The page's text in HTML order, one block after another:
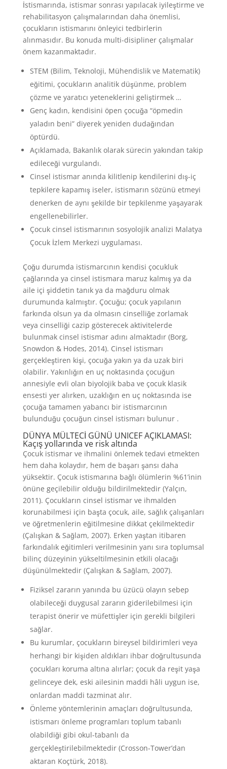
İstismarında, istismar sonrası yapılacak iyileştirme ve
rehabilitasyon çalışmalarından daha önemlisi,
çocukların istismarını önleyici tedbirlerin
alınmasıdır. Bu konuda multi-disipliner çalışmalar
önem kazanmaktadır.
STEM (Bilim, Teknoloji, Mühendislik ve Matematik)
eğitimi, çocukların analitik düşünme, problem
çözme ve yaratıcı yeteneklerini geliştirmek …
Genç kadın, kendisini öpen çocuğa “öpmedin
yaladın beni” diyerek yeniden dudağından
öptürdü.
Açıklamada, Bakanlık olarak sürecin yakından takip
edileceği vurgulandı.
Cinsel istismar anında kilitlenip kendilerini dış-iç
tepkilere kapamış iseler, istismarın sözünü etmeyi
denerken de aynı şekilde bir tepkilenme yaşayarak
engellenebilirler.
Çocuk cinsel istismarının sosyolojik analizi Malatya
Çocuk İzlem Merkezi uygulaması.
Çoğu durumda istismarcının kendisi çocukluk
çağlarında ya cinsel istismara maruz kalmış ya da
aile içi şiddetin tanık ya da mağduru olmak
durumunda kalmıştır. Çocuğu; çocuk yapılanın
farkında olsun ya da olmasın cinselliğe zorlamak
veya cinselliği cazip gösterecek aktivitelerde
bulunmak cinsel istismar adını almaktadır (Borg,
Snowdon & Hodes, 2014). Cinsel istismarı
gerçekleştiren kişi, çocuğa yakın ya da uzak biri
olabilir. Yakınlığın en uç noktasında çocuğun
annesiyle evli olan biyolojik baba ve çocuk klasik
ensesti yer alırken, uzaklığın en uç noktasında ise
çocuğa tamamen yabancı bir istismarcının
bulunduğu çocuğun cinsel istismarı bulunur .
DÜNYA MÜLTECİ GÜNÜ UNICEF AÇIKLAMASI:
Kaçış yollarında ve risk altında
Çocuk istismar ve ihmalini önlemek tedavi etmekten
hem daha kolaydır, hem de başarı şansı daha
yüksektir. Çocuk istismarına bağlı ölümlerin %61’inin
önüne geçilebilir olduğu bildirilmektedir (Yalçın,
2011). Çocukların cinsel istismar ve ihmalden
korunabilmesi için başta çocuk, aile, sağlık çalışanları
ve öğretmenlerin eğitilmesine dikkat çekilmektedir
(Çalışkan & Sağlam, 2007). Erken yaştan itibaren
farkındalık eğitimleri verilmesinin yanı sıra toplumsal
bilinç düzeyinin yükseltilmesinin etkili olacağı
düşünülmektedir (Çalışkan & Sağlam, 2007).
Fiziksel zararın yanında bu üzücü olayın sebep
olabileceği duygusal zararın giderilebilmesi için
terapist önerir ve müfettişler için gerekli bilgileri
sağlar.
Bu kurumlar, çocukların bireysel bildirimleri veya
herhangi bir kişiden aldıkları ihbar doğrultusunda
çocukları koruma altına alırlar; çocuk da reşit yaşa
gelinceye dek, eski ailesinin maddi hâli uygun ise,
onlardan maddi tazminat alır.
Önleme yöntemlerinin amaçları doğrultusunda,
istismarı önleme programları toplum tabanlı
olabildiği gibi okul-tabanlı da
gerçekleştirilebilmektedir (Crosson-Tower’dan
aktaran Koçtürk, 2018).